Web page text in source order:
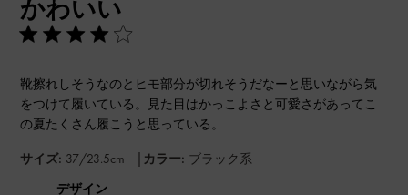
かわいい
靴擦れしそうなのとヒモ部分が切れそうだなーと思いながら気
をつけて履いている。見た目はかっこよさと可愛さがあってこ
の夏たくさん履こうと思っている。
サイズ: 37/23.5cm | カラー: ブラック系
デザイン